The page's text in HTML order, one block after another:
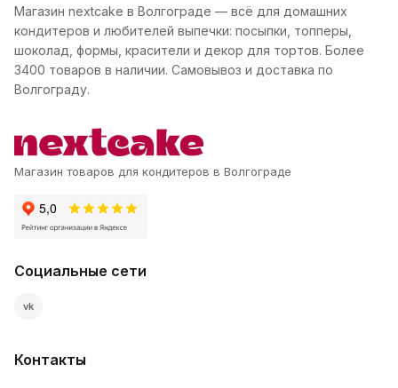
Магазин nextcake в Волгограде — всё для домашних
кондитеров и любителей выпечки: посыпки, топперы,
шоколад, формы, красители и декор для тортов. Более
3400 товаров в наличии. Самовывоз и доставка по
Волгограду.
Магазин товаров для кондитеров в Волгограде
Социальные сети
vk
Контакты